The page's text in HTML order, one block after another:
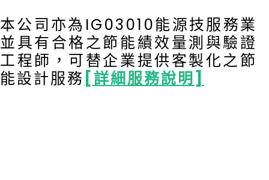
本公司亦為IG03010能源技服務業
並具有合格之節能績效量測與驗證
工程師，可替企業提供客製化之節
能設計服務 [詳細服務說明]